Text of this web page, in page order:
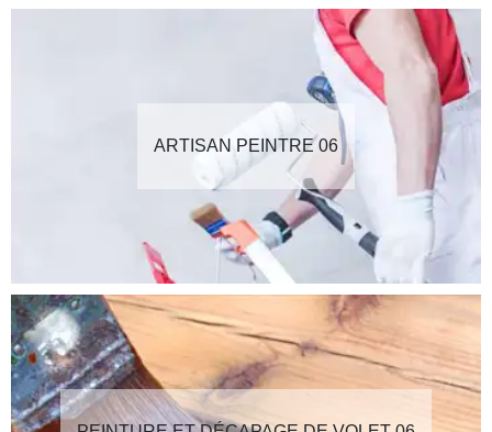
ARTISAN PEINTRE 06